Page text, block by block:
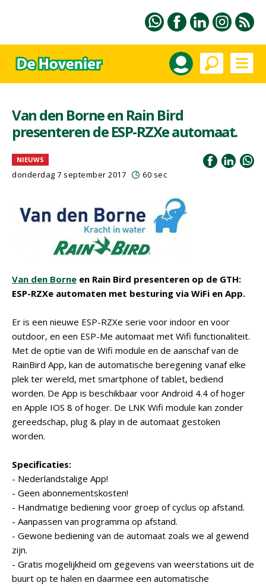
Van den Borne en Rain Bird
presenteren de ESP-RZXe automaat.
NIEUWS
donderdag 7 september 2017 60 sec
Van den Borne en Rain Bird presenteren op de GTH:
ESP-RZXe automaten met besturing via WiFi en App.
Er is een nieuwe ESP-RZXe serie voor indoor en voor
outdoor, en een ESP-Me automaat met Wifi functionaliteit.
Met de optie van de Wifi module en de aanschaf van de
RainBird App, kan de automatische beregening vanaf elke
plek ter wereld, met smartphone of tablet, bediend
worden. De App is beschikbaar voor Android 4.4 of hoger
en Apple IOS 8 of hoger. De LNK Wifi module kan zonder
gereedschap, plug & play in de automaat gestoken
worden.
Specificaties:
- Nederlandstalige App!
- Geen abonnementskosten!
- Handmatige bediening voor groep of cyclus op afstand.
- Aanpassen van programma op afstand.
- Gewone bediening van de automaat zoals we al gewend
zijn.
- Gratis mogelijkheid om gegevens van weerstations uit de
buurt op te halen en daarmee een automatische